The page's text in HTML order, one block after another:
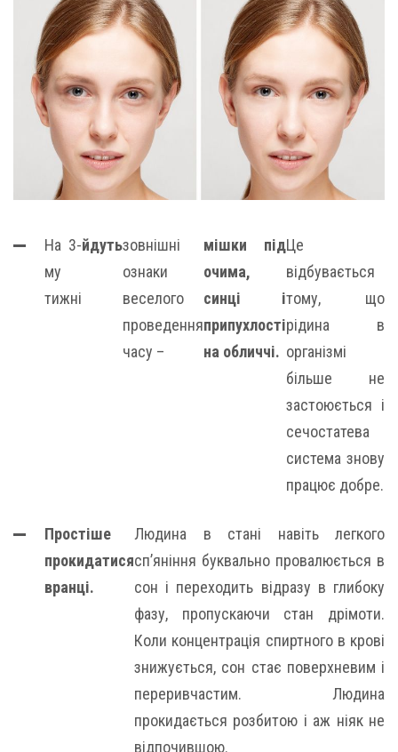
На 3-
му
тижні
йдутьзовнішні
ознаки
веселого
проведення
часу –
мішки під
очима,
синці і
припухлості
на обличчі.
Це
відбувається
тому, що
рідина в
організмі
більше не
застоюється і
сечостатева
система знову
працює добре.
Простіше
прокидатися
вранці.
Людина в стані навіть легкого
сп’яніння буквально провалюється в
сон і переходить відразу в глибоку
фазу, пропускаючи стан дрімоти.
Коли концентрація спиртного в крові
знижується, сон стає поверхневим і
переривчастим. Людина
прокидається розбитою і аж ніяк не
відпочившою.